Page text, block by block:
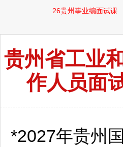
贵州省工业
作人员面
*2027年贵州